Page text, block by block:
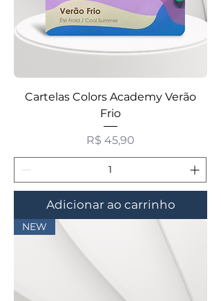
Cartelas Colors Academy Verão
Frio
Preço
R$ 45,90
Adicionar ao carrinho
NEW